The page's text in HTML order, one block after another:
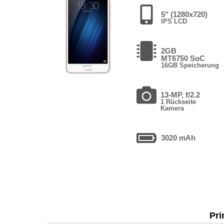
5" (1280x720)
IPS LCD
2GB
MT6750 SoC
16GB Speicherung
13-MP, f/2.2
1 Rückseite
Kamera
3020 mAh